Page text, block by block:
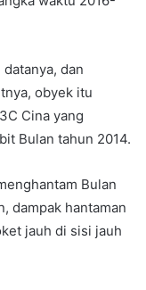
dan
obyek itu
Cina yang
Bulan tahun 2014.
Bulan
dampak hantaman
jauh di sisi jauh